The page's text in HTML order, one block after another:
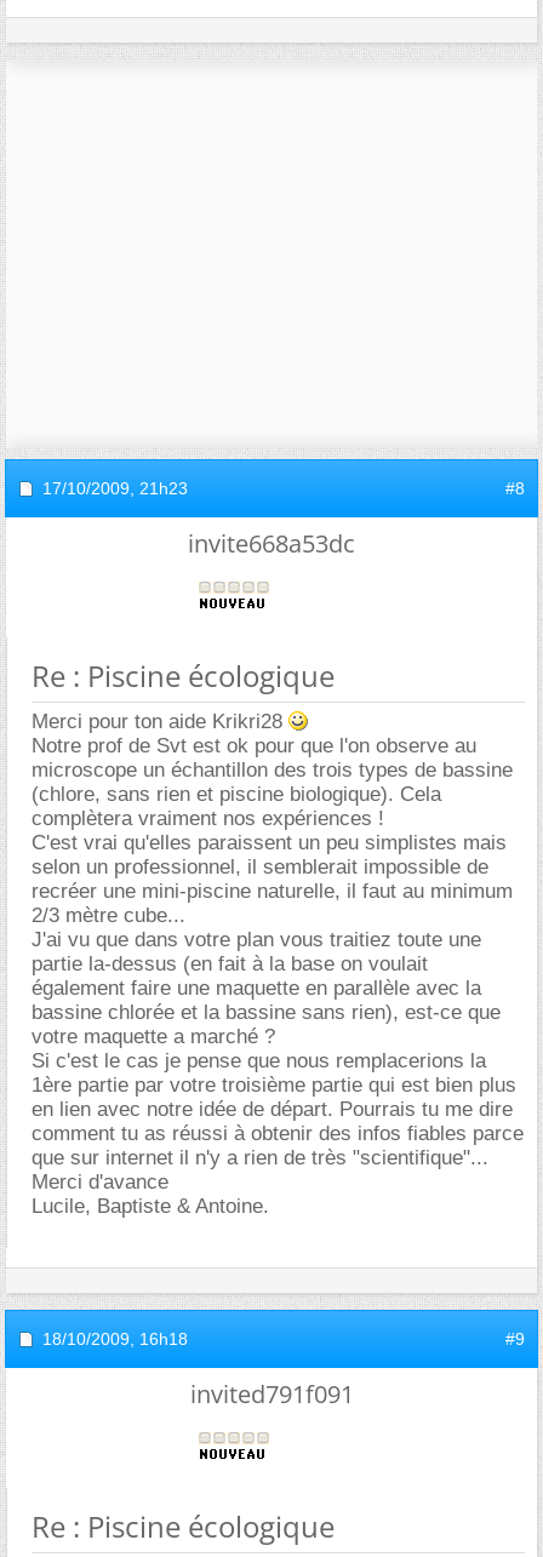
17/10/2009, 21h23 #8
invite668a53dc
Re : Piscine écologique
Merci pour ton aide Krikri28
Notre prof de Svt est ok pour que l'on observe au
microscope un échantillon des trois types de bassine
(chlore, sans rien et piscine biologique). Cela
complètera vraiment nos expériences !
C'est vrai qu'elles paraissent un peu simplistes mais
selon un professionnel, il semblerait impossible de
recréer une mini-piscine naturelle, il faut au minimum
2/3 mètre cube...
J'ai vu que dans votre plan vous traitiez toute une
partie la-dessus (en fait à la base on voulait
également faire une maquette en parallèle avec la
bassine chlorée et la bassine sans rien), est-ce que
votre maquette a marché ?
Si c'est le cas je pense que nous remplacerions la
1ère partie par votre troisième partie qui est bien plus
en lien avec notre idée de départ. Pourrais tu me dire
comment tu as réussi à obtenir des infos fiables parce
que sur internet il n'y a rien de très "scientifique"...
Merci d'avance
Lucile, Baptiste & Antoine.
18/10/2009, 16h18 #9
invited791f091
Re : Piscine écologique